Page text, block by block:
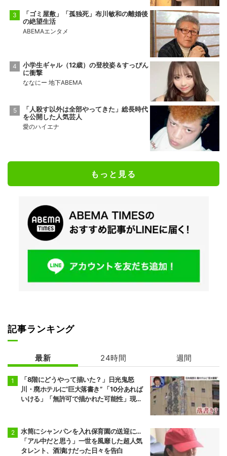
「ゴミ屋敷」「孤独死」布川敏和の離婚後
の絶望生活
ABEMAエンタメ
小学生ギャル（12歳）の登校姿＆すっぴん
に衝撃
ななにー 地下ABEMA
「人殺す以外は全部やってきた」総長時代
を公開した人気芸人
愛のハイエナ
もっと見る
記事ランキング
最新 24時間 週間
「8階にどうやって描いた？」日光鬼怒
川・廃ホテルに“巨大落書き” 「10分あれば
いける」「無許可で描かれた可能性」現役
水筒にシャンパンを入れ保育園の送迎に…
「アル中だと思う」一世を風靡した超人気
タレント、酒漬けだった日々を告白